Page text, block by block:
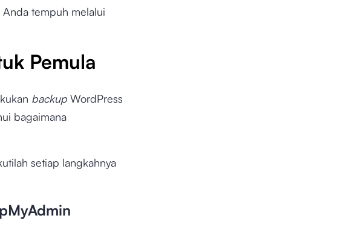
tempuh melalui
Pemula
backup WordPress
bagaimana
setiap langkahnya